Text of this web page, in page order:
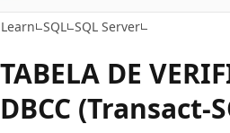
Learn SQL SQL Server
TABELA DE
DBCC (Transact-